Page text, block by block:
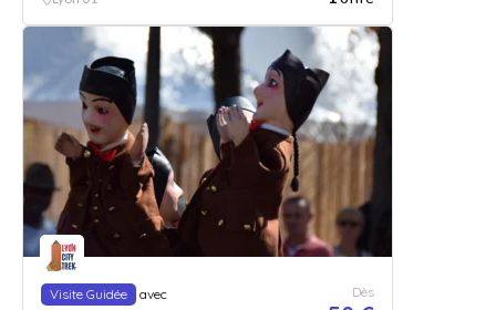
Visite Guidée avec Dès